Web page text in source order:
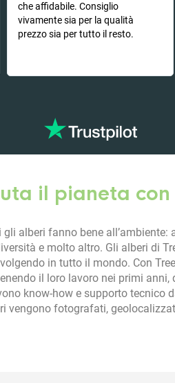
che affidabile. Consiglio
vivamente sia per la qualità
prezzo sia per tutto il resto.
il pianeta con
gli alberi fanno bene all’ambiente:
e molto altro. Gli alberi di
in tutto il mondo. Con
il loro lavoro nei primi
know-how e supporto tecnico
vengono fotografati,